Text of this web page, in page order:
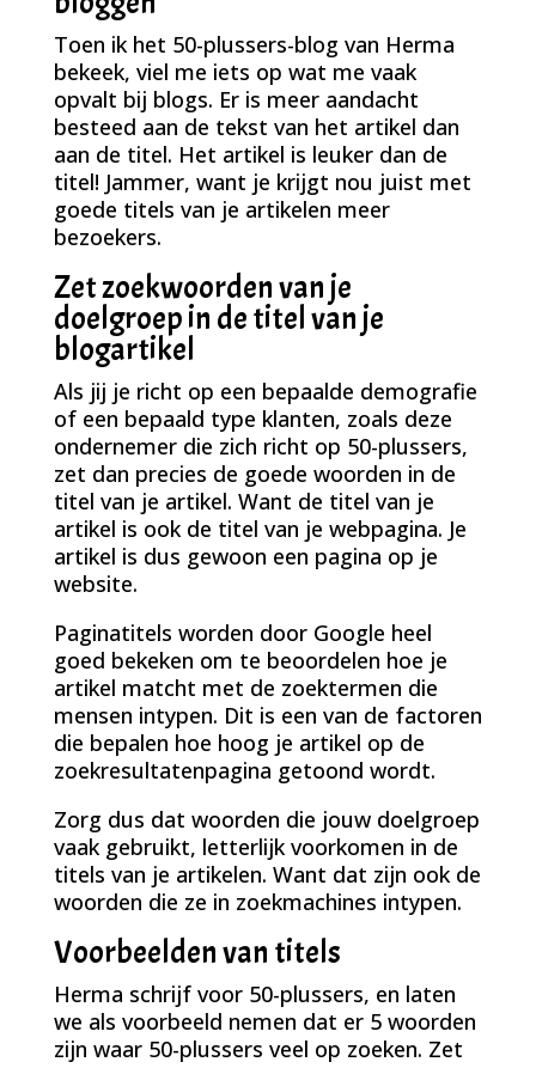
Toen ik het 50-plussers-blog van Herma
bekeek, viel me iets op wat me vaak
opvalt bij blogs. Er is meer aandacht
besteed aan de tekst van het artikel dan
aan de titel. Het artikel is leuker dan de
titel! Jammer, want je krijgt nou juist met
goede titels van je artikelen meer
bezoekers.
Zet zoekwoorden van je
doelgroep in de titel van je
blogartikel
Als jij je richt op een bepaalde demografie
of een bepaald type klanten, zoals deze
ondernemer die zich richt op 50-plussers,
zet dan precies de goede woorden in de
titel van je artikel. Want de titel van je
artikel is ook de titel van je webpagina. Je
artikel is dus gewoon een pagina op je
website.
Paginatitels worden door Google heel
goed bekeken om te beoordelen hoe je
artikel matcht met de zoektermen die
mensen intypen. Dit is een van de factoren
die bepalen hoe hoog je artikel op de
zoekresultatenpagina getoond wordt.
Zorg dus dat woorden die jouw doelgroep
vaak gebruikt, letterlijk voorkomen in de
titels van je artikelen. Want dat zijn ook de
woorden die ze in zoekmachines intypen.
Voorbeelden van titels
Herma schrijf voor 50-plussers, en laten
we als voorbeeld nemen dat er 5 woorden
zijn waar 50-plussers veel op zoeken. Zet